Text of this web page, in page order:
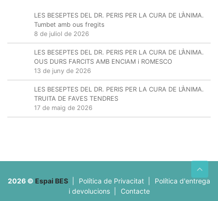
LES BESEPTES DEL DR. PERIS PER LA CURA DE L’ÀNIMA.
Tumbet amb ous fregits
8 de juliol de 2026
LES BESEPTES DEL DR. PERIS PER LA CURA DE L’ÀNIMA.
OUS DURS FARCITS AMB ENCIAM i ROMESCO
13 de juny de 2026
LES BESEPTES DEL DR. PERIS PER LA CURA DE L’ÀNIMA.
TRUITA DE FAVES TENDRES
17 de maig de 2026
2026 © Espai BES Política de Privacitat
Política d'entrega
i devolucions
Contacte